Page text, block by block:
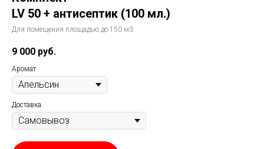
LV 50 + антисептик (100 мл.)
Для помещения площадью до 150 м3
9 000 руб.
Аромат
Доставка